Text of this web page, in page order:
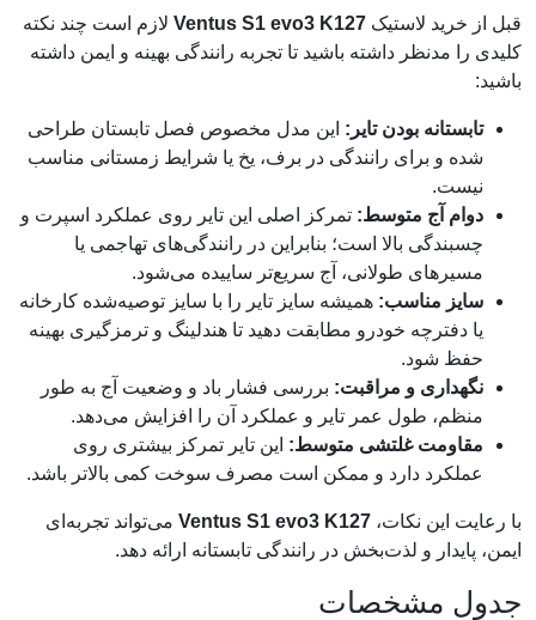
قبل از خرید لاستیک Ventus S1 evo3 K127 لازم است چند نکته
کلیدی را مدنظر داشته باشید تا تجربه رانندگی بهینه و ایمن داشته
باشید:
تابستانه بودن تایر: این مدل مخصوص فصل تابستان طراحی
شده و برای رانندگی در برف، یخ یا شرایط زمستانی مناسب
نیست.
دوام آج متوسط: تمرکز اصلی این تایر روی عملکرد اسپرت و
چسبندگی بالا است؛ بنابراین در رانندگی‌های تهاجمی یا
مسیرهای طولانی، آج سریع‌تر ساییده می‌شود.
سایز مناسب: همیشه سایز تایر را با سایز توصیه‌شده کارخانه
یا دفترچه خودرو مطابقت دهید تا هندلینگ و ترمزگیری بهینه
حفظ شود.
نگهداری و مراقبت: بررسی فشار باد و وضعیت آج به طور
منظم، طول عمر تایر و عملکرد آن را افزایش می‌دهد.
مقاومت غلتشی متوسط: این تایر تمرکز بیشتری روی
عملکرد دارد و ممکن است مصرف سوخت کمی بالاتر باشد.
با رعایت این نکات، Ventus S1 evo3 K127 می‌تواند تجربه‌ای
ایمن، پایدار و لذت‌بخش در رانندگی تابستانه ارائه دهد.
جدول مشخصات